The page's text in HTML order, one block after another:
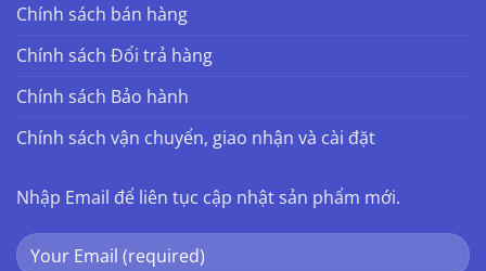
Chính sách bán hàng
Chính sách Đổi trả hàng
Chính sách Bảo hành
Chính sách vận chuyển, giao nhận và cài đặt
Nhập Email để liên tục cập nhật sản phẩm mới.